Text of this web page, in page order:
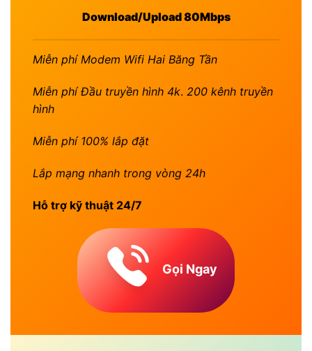
Download/Upload 80Mbps
Miễn phí Modem Wifi Hai Băng Tần
Miễn phí Đầu truyền hình 4k. 200 kênh truyền
hình
Miễn phí 100% lắp đặt
Lắp mạng nhanh trong vòng 24h
Hỗ trợ kỹ thuật 24/7
Gọi Ngay